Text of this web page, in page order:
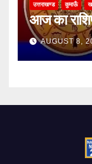
उत्तराखण्ड कुमाऊँ
आज का
AUGUST 8,